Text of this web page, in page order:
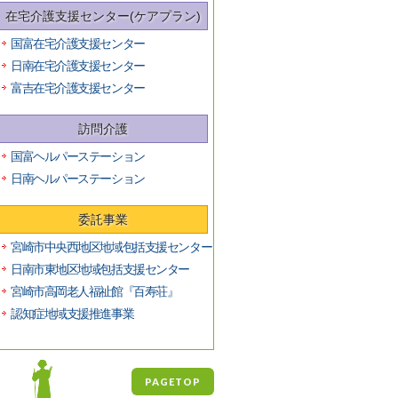
在宅介護支援センター(ケアプラン)
国富在宅介護支援センター
日南在宅介護支援センター
富吉在宅介護支援センター
訪問介護
国富ヘルパーステーション
日南ヘルパーステーション
委託事業
宮崎市中央西地区地域包括支援センター
日南市東地区地域包括支援センター
宮崎市高岡老人福祉館『百寿荘』
認知症地域支援推進事業
PAGETOP